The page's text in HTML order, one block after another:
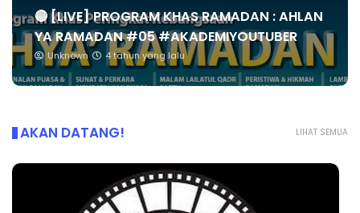
🔴 [LIVE] PROGRAM KHAS RAMADAN : AHLAN
YA RAMADAN #05 #AKADEMIYOUTUBER
Unknown 4 tahun yang lalu
LIHAT SEMUA
AKAN DATANG!